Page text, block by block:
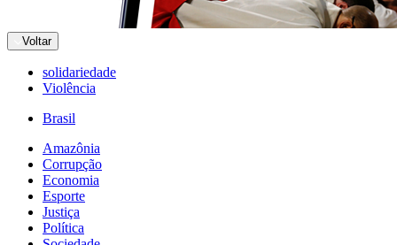
Voltar
solidariedade
Violência
Brasil
Amazônia
Corrupção
Economia
Esporte
Justiça
Política